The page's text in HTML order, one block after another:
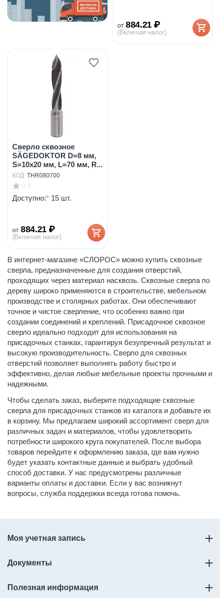
В интернет-магазине «СЛОРОС» можно купить сквозные
сверла, предназначенные для создания отверстий,
проходящих через материал насквозь. Сквозные сверла по
дереву широко применяются в строительстве, мебельном
производстве и столярных работах. Они обеспечивают
точное и чистое сверление, что особенно важно при
создании соединений и креплений. Присадочное сквозное
сверло идеально подходит для использования на
присадочных станках, гарантируя безупречный результат и
высокую производительность. Сверло для сквозных
отверстий позволяет выполнять работу быстро и
эффективно, делая любые мебельные проекты прочными и
надежными.
Чтобы сделать заказ, выберите подходящие сквозные
сверла для присадочных станков из каталога и добавьте их
в корзину. Мы предлагаем широкий ассортимент сверл для
различных задач и материалов, чтобы удовлетворить
потребности широкого круга покупателей. После выбора
товаров перейдите к оформлению заказа, где вам нужно
будет указать контактные данные и выбрать удобный
способ доставки. У нас предусмотрены различные
варианты оплаты и доставки. Если у вас возникнут
вопросы, служба поддержки всегда готова помочь.
от 884.21 ₽
(Включая налог)
Сверло сквозное
SÄGEDOKTOR D=8 мм,
S=10x20 мм, L=70 мм, R...
КОД: THR080700
0.0
Доступно:* 15 шт.
от 884.21 ₽
(Включая налог)
Моя учетная запись
Документы
Полезная информация